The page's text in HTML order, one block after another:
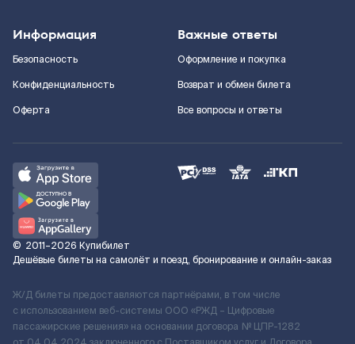
Информация
Безопасность
Конфиденциальность
Оферта
Важные ответы
Оформление и покупка
Возврат и обмен билета
Все вопросы и ответы
© 2011–2026 Купибилет
Дешёвые билеты на самолёт и поезд, бронирование и онлайн-заказ
Ж/Д билеты предоставляются партнёрами, в том числе
с использованием веб-системы ООО «РЖД – Цифровые
пассажирские решения» на основании договора № ЦПР-1282